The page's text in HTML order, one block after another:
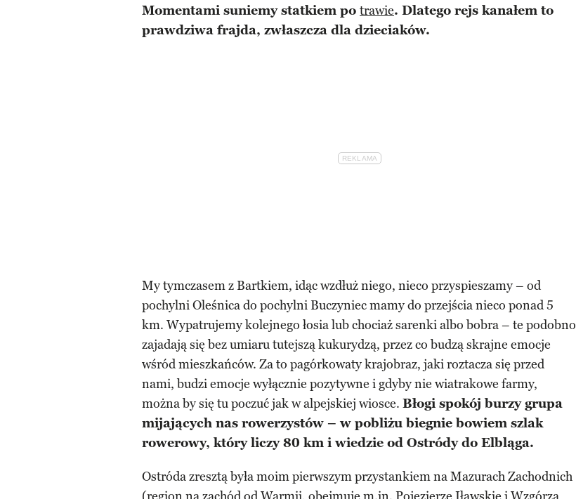
Momentami suniemy statkiem po trawie. Dlatego rejs kanałem to
prawdziwa frajda, zwłaszcza dla dzieciaków.
My tymczasem z Bartkiem, idąc wzdłuż niego, nieco przyspieszamy – od
pochylni Oleśnica do pochylni Buczyniec mamy do przejścia nieco ponad 5
km. Wypatrujemy kolejnego łosia lub chociaż sarenki albo bobra – te podobno
zajadają się bez umiaru tutejszą kukurydzą, przez co budzą skrajne emocje
wśród mieszkańców. Za to pagórkowaty krajobraz, jaki roztacza się przed
nami, budzi emocje wyłącznie pozytywne i gdyby nie wiatrakowe farmy,
można by się tu poczuć jak w alpejskiej wiosce. Błogi spokój burzy grupa
mijających nas rowerzystów – w pobliżu biegnie bowiem szlak
rowerowy, który liczy 80 km i wiedzie od Ostródy do Elbląga.
Ostróda zresztą była moim pierwszym przystankiem na Mazurach Zachodnich